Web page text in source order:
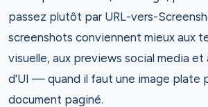
passez plutôt par URL-vers-
screenshots conviennent mieux aux
visuelle, aux previews social media
d'UI — quand il faut une image plate
document paginé.